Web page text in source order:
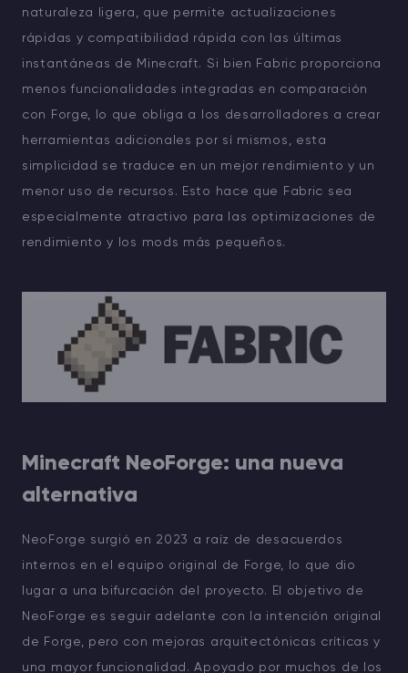
naturaleza ligera, que permite actualizaciones
rápidas y compatibilidad rápida con las últimas
instantáneas de Minecraft. Si bien Fabric proporciona
menos funcionalidades integradas en comparación
con Forge, lo que obliga a los desarrolladores a crear
herramientas adicionales por sí mismos, esta
simplicidad se traduce en un mejor rendimiento y un
menor uso de recursos. Esto hace que Fabric sea
especialmente atractivo para las optimizaciones de
rendimiento y los mods más pequeños.
Minecraft NeoForge: una nueva
alternativa
NeoForge surgió en 2023 a raíz de desacuerdos
internos en el equipo original de Forge, lo que dio
lugar a una bifurcación del proyecto. El objetivo de
NeoForge es seguir adelante con la intención original
de Forge, pero con mejoras arquitectónicas críticas y
una mayor funcionalidad. Apoyado por muchos de los